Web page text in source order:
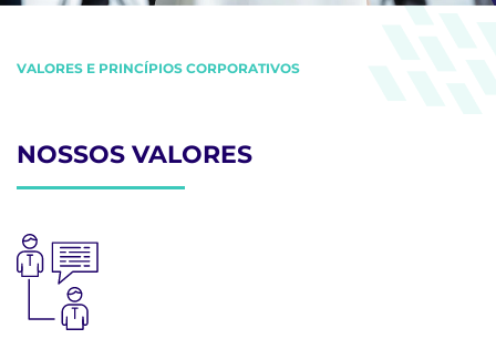
VALORES E PRINCÍPIOS CORPORATIVOS
NOSSOS VALORES